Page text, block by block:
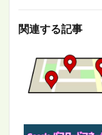
関連する記事